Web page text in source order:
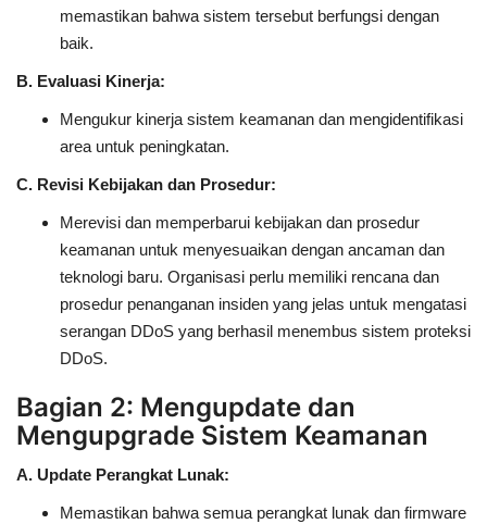
memastikan bahwa sistem tersebut berfungsi dengan
baik.
B. Evaluasi Kinerja:
Mengukur kinerja sistem keamanan dan mengidentifikasi
area untuk peningkatan.
C. Revisi Kebijakan dan Prosedur:
Merevisi dan memperbarui kebijakan dan prosedur
keamanan untuk menyesuaikan dengan ancaman dan
teknologi baru. Organisasi perlu memiliki rencana dan
prosedur penanganan insiden yang jelas untuk mengatasi
serangan DDoS yang berhasil menembus sistem proteksi
DDoS.
Bagian 2: Mengupdate dan
Mengupgrade Sistem Keamanan
A. Update Perangkat Lunak:
Memastikan bahwa semua perangkat lunak dan firmware